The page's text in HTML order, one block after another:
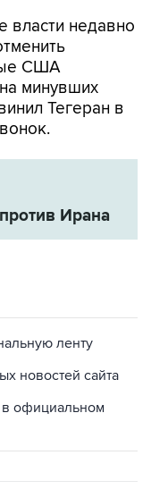
власти недавно
США
минувших
Тегеран в
Ирана
ленту
новостей сайта
в официальном